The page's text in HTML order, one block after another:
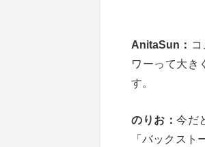
AnitaSun：
ワーって大
す。
のりお：今だ
「バックス